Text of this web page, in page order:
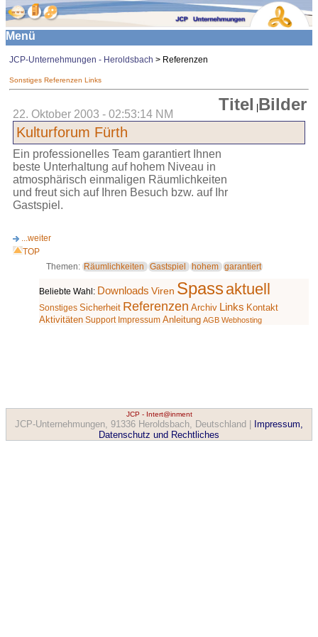
Menü
JCP-Unternehmungen - Heroldsbach > Referenzen
Sonstiges Referenzen Links
Titel Bilder
22. Oktober 2003 - 02:53:14 NM
Kulturforum Fürth
Ein professionelles Team garantiert Ihnen
beste Unterhaltung auf hohem Niveau in
atmosphärisch einmaligen Räumlichkeiten
und freut sich auf Ihren Besuch bzw. auf Ihr
Gastspiel.
...weiter
TOP
Themen: Räumlichkeiten Gastspiel hohem garantiert
Beliebte Wahl: Downloads Viren Spassaktuell
Sonstiges Sicherheit Referenzen Archiv Links Kontakt
Aktivitäten Support Impressum Anleitung AGB Webhosting
JCP - Intert@inment
JCP-Unternehmungen, 91336 Heroldsbach, Deutschland |
Impressum,
Datenschutz und Rechtliches